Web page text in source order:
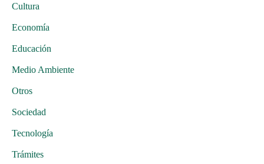
Cultura
Economía
Educación
Medio Ambiente
Otros
Sociedad
Tecnología
Trámites